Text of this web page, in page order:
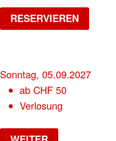
RESERVIEREN
Sonntag, 05.09.2027
ab CHF 50
Verlosung